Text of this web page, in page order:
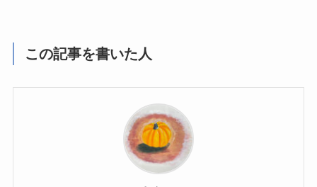
この記事を書いた人